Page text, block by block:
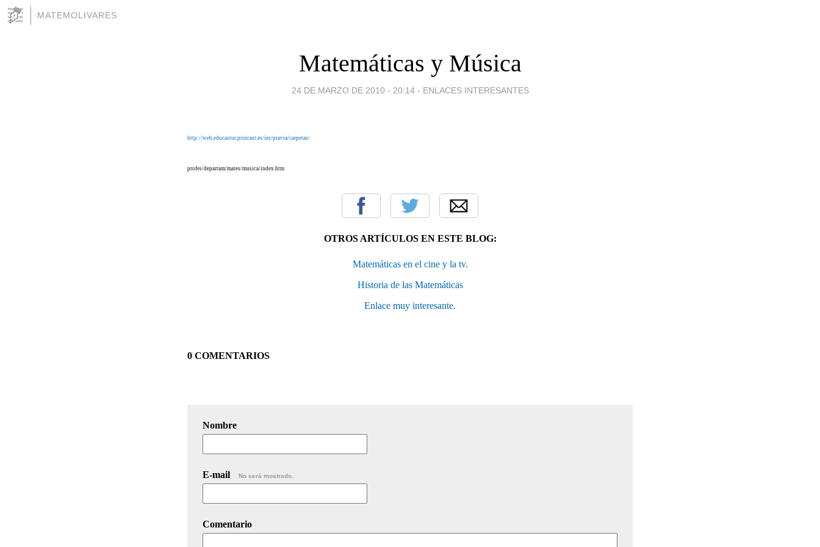
MATEMOLIVARES
Matemáticas y Música
24 DE MARZO DE 2010 - 20:14 - ENLACES INTERESANTES
http://web.educastur.princast.es/ies/pravia/carpetas/
profes/departam/mates/musica/index.htm
OTROS ARTÍCULOS EN ESTE BLOG:
Matemáticas en el cine y la tv.
Historia de las Matemáticas
Enlace muy interesante.
0 COMENTARIOS
Nombre
E-mail No será mostrado.
Comentario